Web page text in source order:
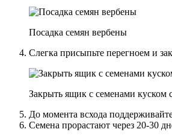
Посадка семян вербены
Слегка присыпьте перегноем и
Закрыть ящик с семенами куском
До момента всхода
Семена прорастают через 20-30